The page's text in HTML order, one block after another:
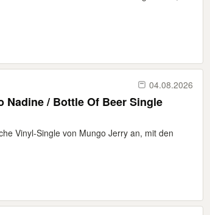
04.08.2026
Nadine / Bottle Of Beer Single
Vinyl-Single von Mungo Jerry an, mit den